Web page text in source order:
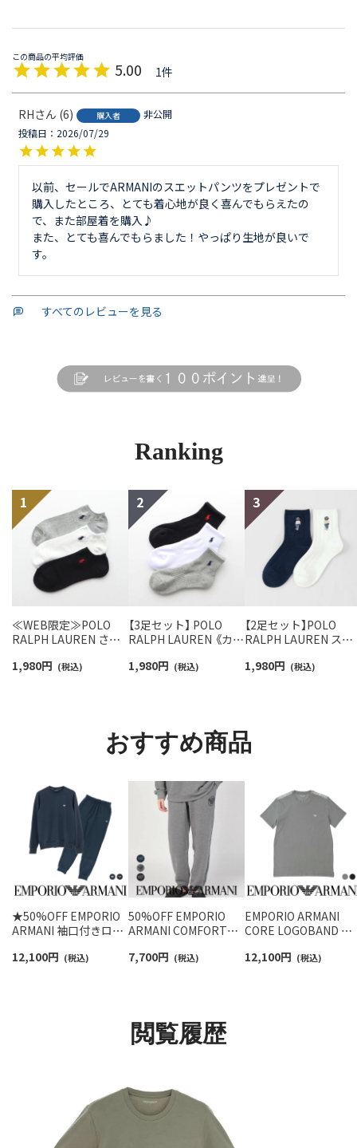
5.00 1
RH 6 購入者
非公開
投稿日
2026/07/29
以前、セールでARMANIのスエットパンツをプレゼントで
購入したところ、とても着心地が良く喜んでもらえたの
で、また部屋着を購入♪
また、とても喜んでもらました！やっぱり生地が良いで
す。
すべてのレビューを見る
Ranking
≪WEB限定≫POLO
RALPH LAUREN さら
スニーカー丈ソックス
1,980円 (税込)
【3足セット】 POLO
RALPH LAUREN 《カラ
ンポイントソックス シ
1,980円 (税込)
【2足セット】POLO
RALPH LAUREN スタ
ロベア オーガニック
1,980円 (税込)
おすすめ商品
★50%OFF EMPORIO
ARMANI 袖口付きロン
LONG WITH CUFFS
12,100円 (税込)
50%OFF EMPORIO
ARMANI COMFORT
ェットパンツ ラウンジ
7,700円 (税込)
EMPORIO ARMANI
CORE LOGOBAND コ
ャツ EUサイズ メンズ
12,100円 (税込)
閲覧履歴